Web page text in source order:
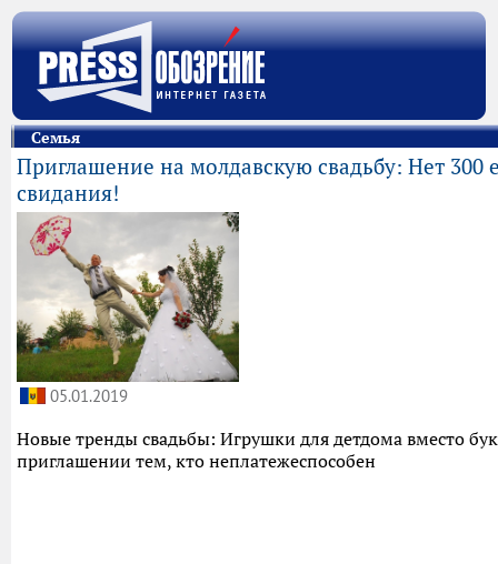
Семья
Приглашение на молдавскую свадьбу: Нет 300
свидания!
05.01.2019
Новые тренды свадьбы: Игрушки для детдома вместо
приглашении тем, кто неплатежеспособен